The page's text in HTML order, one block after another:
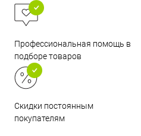
Профессиональная помощь в
подборе товаров
Скидки постоянным
покупателям